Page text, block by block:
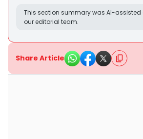
This section summary was AI-assisted
our editorial team.
Share Article